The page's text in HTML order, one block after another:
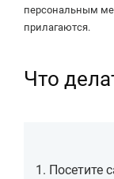
персональным
прилагаются.
Что
1. Посетите